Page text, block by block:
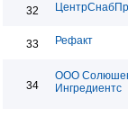
32
33 Рефакт
34
ООО
Ингредиентс